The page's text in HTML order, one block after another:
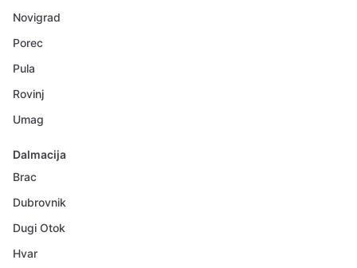
Novigrad
Porec
Pula
Rovinj
Umag
Dalmacija
Brac
Dubrovnik
Dugi Otok
Hvar